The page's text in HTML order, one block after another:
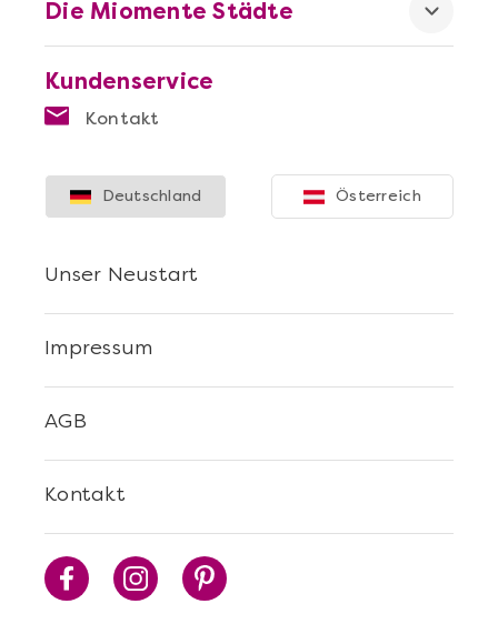
Kundenservice
Kontakt
Die Miomente Städte
Kontakt
AGB
Impressum
Unser Neustart
Deutschland Österreich